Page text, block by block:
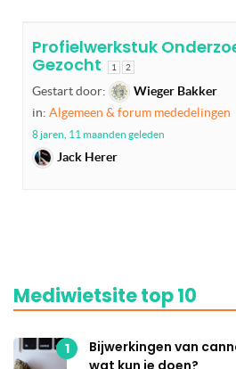
Profielwerkstuk
Gezocht
1 2
Gestart door:
Wieger Bakker
in: Algemeen & forum mededelingen
8 jaren, 11 maanden geleden
Jack Herer
Mediwietsite top 10
1
Bijwerkingen van